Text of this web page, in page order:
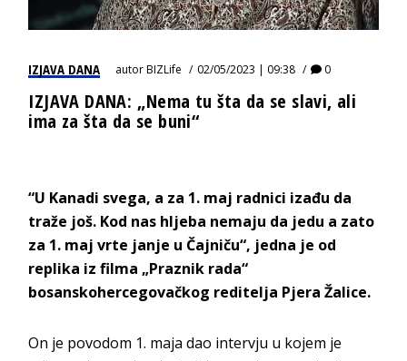
IZJAVA DANA autorBIZLife 02/05/2023 | 09:38 0
IZJAVA DANA: „Nema tu šta da se slavi, ali
ima za šta da se buni“
“U Kanadi svega, a za 1. maj radnici izađu da
traže još. Kod nas hljeba nemaju da jedu a zato
za 1. maj vrte janje u Čajniču“, jedna je od
replika iz filma „Praznik rada“
bosanskohercegovačkog reditelja Pjera Žalice.
On je povodom 1. maja dao intervju u kojem je